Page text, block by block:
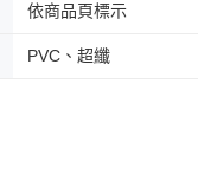
依商品頁標示
PVC、超纖